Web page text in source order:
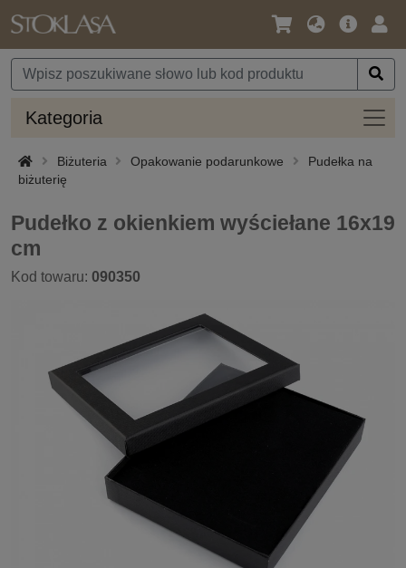
Język
Waluta
Oferta
Kategoria
Biżuteria Opakowanie podarunkowe
Pudełka na
biżuterię
Pudełko z okienkiem wyściełane 16x19
cm
Kod towaru: 090350